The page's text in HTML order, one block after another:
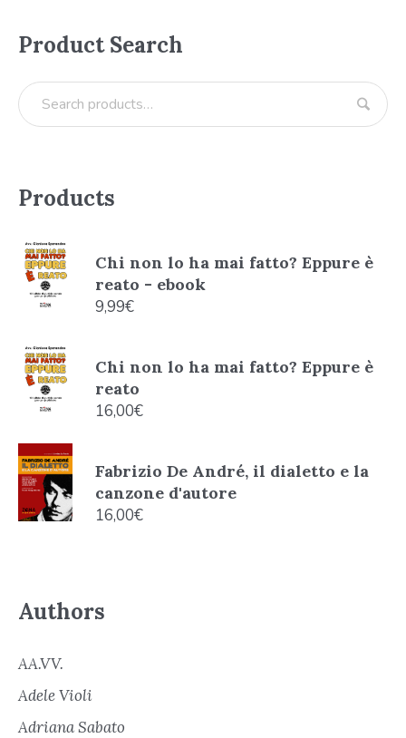
Product Search
Products
Chi non lo ha mai fatto? Eppure è
reato - ebook
9,99€
Chi non lo ha mai fatto? Eppure è
reato
16,00€
Fabrizio De André, il dialetto e la
canzone d'autore
16,00€
Authors
AA.VV.
Adele Violi
Adriana Sabato